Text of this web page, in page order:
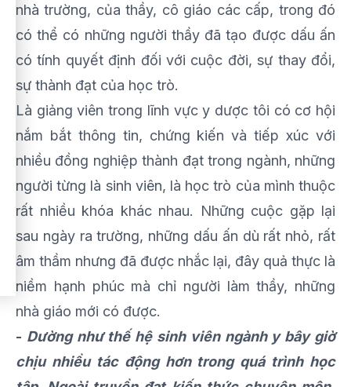
nhà trường, của thầy, cô giáo các cấp, trong đó
có thể có những người thầy đã tạo được dấu ấn
có tính quyết định đối với cuộc đời, sự thay đổi,
sự thành đạt của học trò.
Là giảng viên trong lĩnh vực y dược tôi có cơ hội
nắm bắt thông tin, chứng kiến và tiếp xúc với
nhiều đồng nghiệp thành đạt trong ngành, những
người từng là sinh viên, là học trò của mình thuộc
rất nhiều khóa khác nhau. Những cuộc gặp lại
sau ngày ra trường, những dấu ấn dù rất nhỏ, rất
âm thầm nhưng đã được nhắc lại, đây quả thực là
niềm hạnh phúc mà chỉ người làm thầy, những
nhà giáo mới có được.
- Dường như thế hệ sinh viên ngành y bây giờ
chịu nhiều tác động hơn trong quá trình học